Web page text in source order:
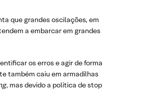
que grandes oscilações, em
a embarcar em grandes
os erros e agir de forma
também caiu em armadilhas
, mas devido a política de stop